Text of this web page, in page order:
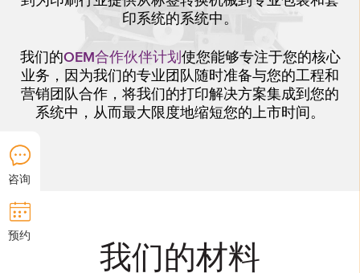
咨询
预约
印系统的系统中。
我们的OEM合作伙伴计划 使您能够专注于您的核心
业务，因为我们的专业团队随时准备与您的工程和
营销团队合作，将我们的打印解决方案集成到您的
系统中，从而最大限度地缩短您的上市时间。
我们的材料